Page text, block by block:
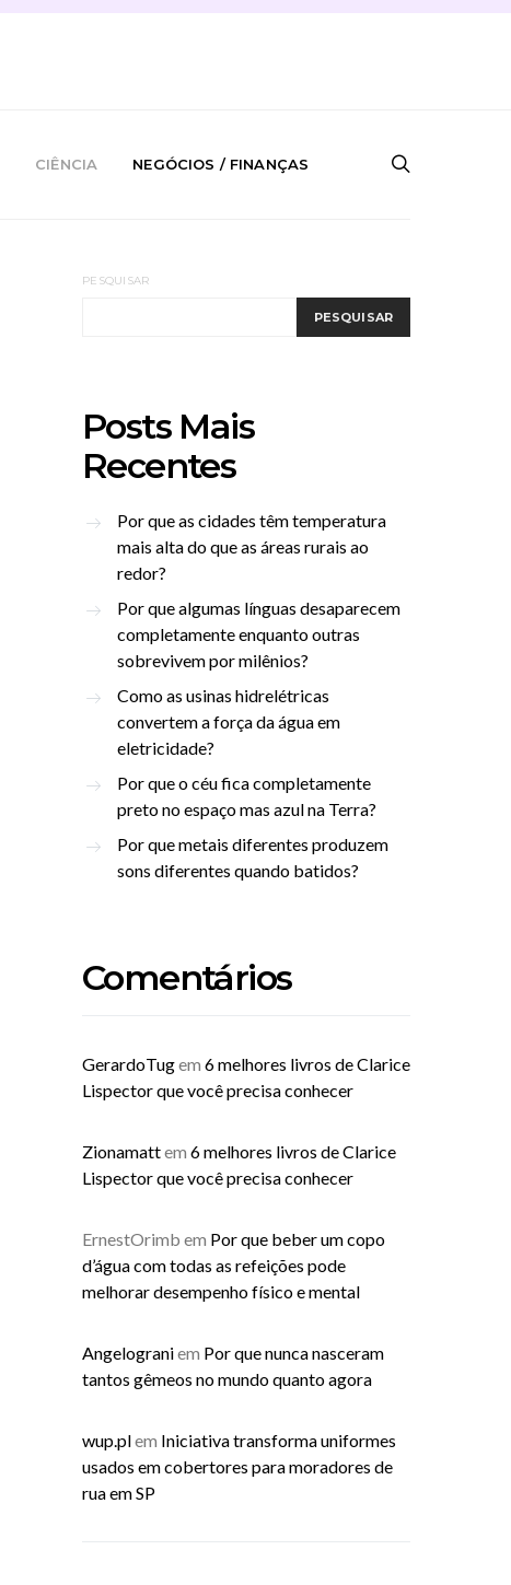
CIÊNCIA NEGÓCIOS / FINANÇAS
PESQUISAR
PESQUISAR
Posts Mais
Recentes
Por que as cidades têm temperatura
mais alta do que as áreas rurais ao
redor?
Por que algumas línguas desaparecem
completamente enquanto outras
sobrevivem por milênios?
Como as usinas hidrelétricas
convertem a força da água em
eletricidade?
Por que o céu fica completamente
preto no espaço mas azul na Terra?
Por que metais diferentes produzem
sons diferentes quando batidos?
Comentários
GerardoTugem 6 melhores livros de Clarice
Lispector que você precisa conhecer
Zionamattem 6 melhores livros de Clarice
Lispector que você precisa conhecer
ErnestOrimb em Por que beber um copo
d’água com todas as refeições pode
melhorar desempenho físico e mental
Angelograniem Por que nunca nasceram
tantos gêmeos no mundo quanto agora
wup.plem Iniciativa transforma uniformes
usados em cobertores para moradores de
rua em SP